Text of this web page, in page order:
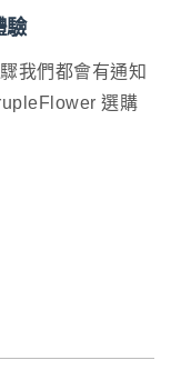
驗
我們都會有通知
選購